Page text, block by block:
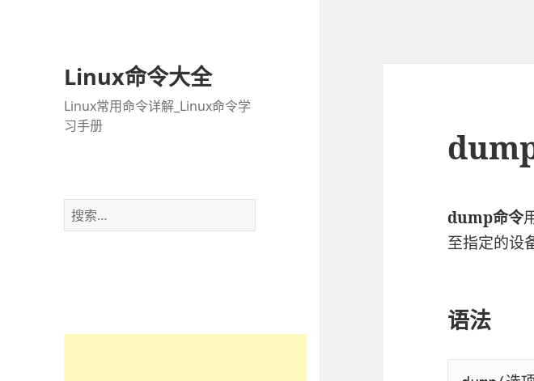
Linux命令大全
Linux常用命令详解_Linux命令学
习手册
搜
索
dump命令
至指定的设
语法